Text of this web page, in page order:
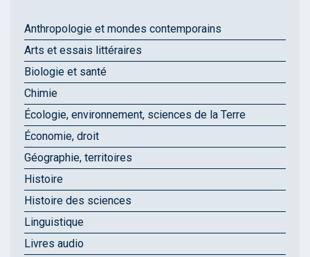
Anthropologie et mondes contemporains
Arts et essais littéraires
Biologie et santé
Chimie
Écologie, environnement, sciences de la Terre
Économie, droit
Géographie, territoires
Histoire
Histoire des sciences
Linguistique
Livres audio